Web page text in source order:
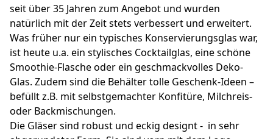
seit über 35 Jahren zum Angebot und wurden
natürlich mit der Zeit stets verbessert und erweitert.
Was früher nur ein typisches Konservierungsglas war,
ist heute u.a. ein stylisches Cocktailglas, eine schöne
Smoothie-Flasche oder ein geschmackvolles Deko-
Glas. Zudem sind die Behälter tolle Geschenk-Ideen –
befüllt z.B. mit selbstgemachter Konfitüre, Milchreis-
oder Backmischungen.
Die Gläser sind robust und eckig designt - in sehr